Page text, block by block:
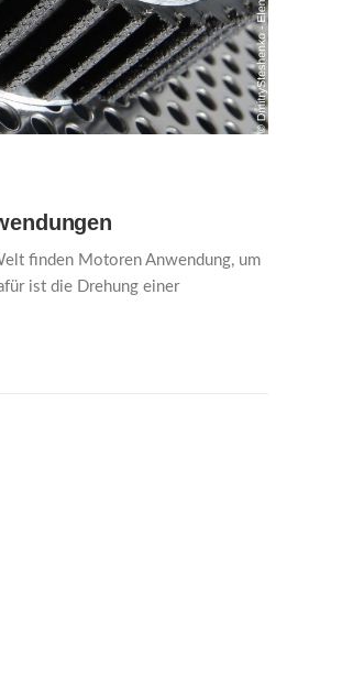
finden Motoren Anwendung, um
ist die Drehung einer